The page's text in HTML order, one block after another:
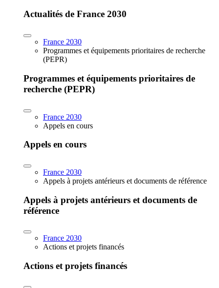
Actualités de France 2030
France 2030
Programmes et équipements prioritaires de recherche
(PEPR)
Programmes et équipements prioritaires de
recherche (PEPR)
France 2030
Appels en cours
Appels en cours
France 2030
Appels à projets antérieurs et documents de référence
Appels à projets antérieurs et documents de
référence
France 2030
Actions et projets financés
Actions et projets financés